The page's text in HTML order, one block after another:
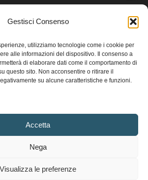
Gestisci Consenso
utilizziamo tecnologie come i cookie per
alle informazioni del dispositivo. Il consenso a
di elaborare dati come il comportamento di
questo sito. Non acconsentire o ritirare il
su alcune caratteristiche e funzioni.
Accetta
Nega
Visualizza le preferenze
2411
Cosmologia
© 1997 - 2024 vietata la riproduzione.
e Condizioni di Vendita